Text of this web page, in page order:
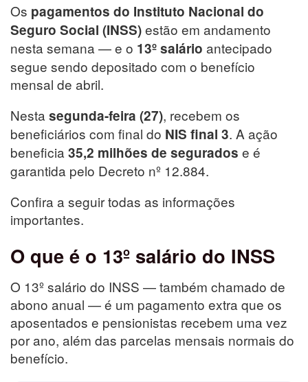
Os pagamentos do Instituto Nacional do
Seguro Social (INSS)estão em andamento
nesta semana — e o 13º salário antecipado
segue sendo depositado com o benefício
mensal de abril.
Nesta segunda-feira (27), recebem os
beneficiários com final do NIS final 3. A ação
beneficia 35,2 milhões de segurados e é
garantida pelo Decreto nº 12.884.
Confira a seguir todas as informações
importantes.
O que é o 13º salário do INSS
O 13º salário do INSS — também chamado de
abono anual — é um pagamento extra que os
aposentados e pensionistas recebem uma vez
por ano, além das parcelas mensais normais do
benefício.